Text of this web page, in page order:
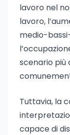
lavoro nel
lavoro,
medio-
scenario più
Tuttavia, la
capace di